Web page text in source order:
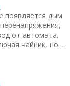
появляется дым
от автомата.
чайник, но…